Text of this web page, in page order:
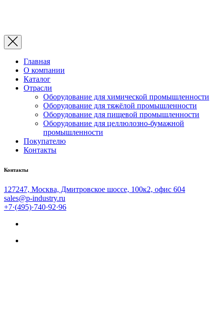
Главная
О компании
Каталог
Отрасли
Оборудование для химической промышленности
Оборудование для тяжёлой промышленности
Оборудование для пищевой промышленности
Оборудование для целлюлозно-бумажной
промышленности
Покупателю
Контакты
Контакты
127247, Москва, Дмитровское шоссе, 100к2, офис 604
sales@p-industry.ru
+7·(495)·740·92·96